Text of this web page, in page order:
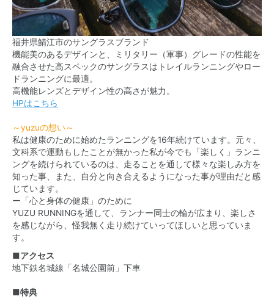
福井県鯖江市のサングラスブランド
機能美のあるデザインと、ミリタリー（軍事）グレードの性能を
融合させた高スペックのサングラスはトレイルランニングやロー
ドランニングに最適。
高機能レンズとデザイン性の高さが魅力。
HPはこちら
～yuzuの想い～
私は健康のために始めたランニングを16年続けています。元々、
文科系で運動もしたことが無かった私が今でも「楽しく」ランニ
ングを続けられているのは、走ることを通して様々な楽しみ方を
知った事、また、自分と向き合えるようになった事が理由だと感
じています。
ー「心と身体の健康」のために
YUZU RUNNINGを通して、ランナー同士の輪が広まり、楽しさ
を感じながら、怪我無く走り続けていってほしいと思っていま
す。
■アクセス
地下鉄名城線「名城公園前」下車
■特典